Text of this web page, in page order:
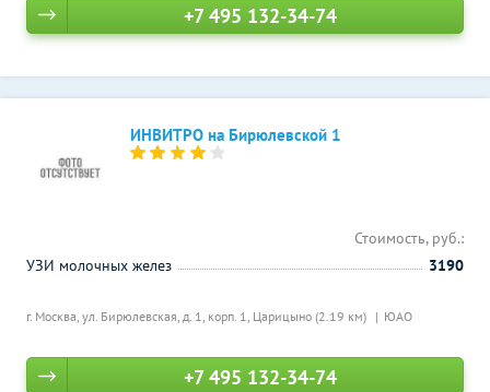
+7 495 132-34-74
ИНВИТРО на Бирюлевской 1
г. Москва, ул. Бирюлевская, д. 1, корп. 1, Царицыно (2.19 км) ЮАО
Стоимость, руб.:
УЗИ молочных желез
3190
+7 495 132-34-74